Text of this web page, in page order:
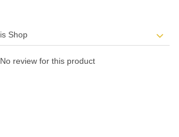
No review for this product